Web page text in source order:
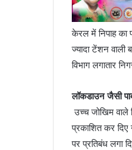
केरल में निपाह का
ज्यादा टेंशन
विभाग लगातार
लॉकडाउन जैसी
उच्च जोखिम वाले
प्रकाशित कर दिए
पर प्रतिबंध लगा